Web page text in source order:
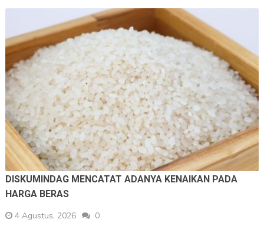
DISKUMINDAG MENCATAT ADANYA KENAIKAN PADA
HARGA BERAS
4 Agustus, 2026
0